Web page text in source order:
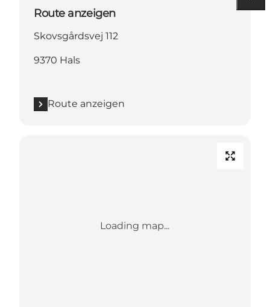
Route anzeigen
Skovsgårdsvej 112
9370 Hals
Route anzeigen
Loading map...